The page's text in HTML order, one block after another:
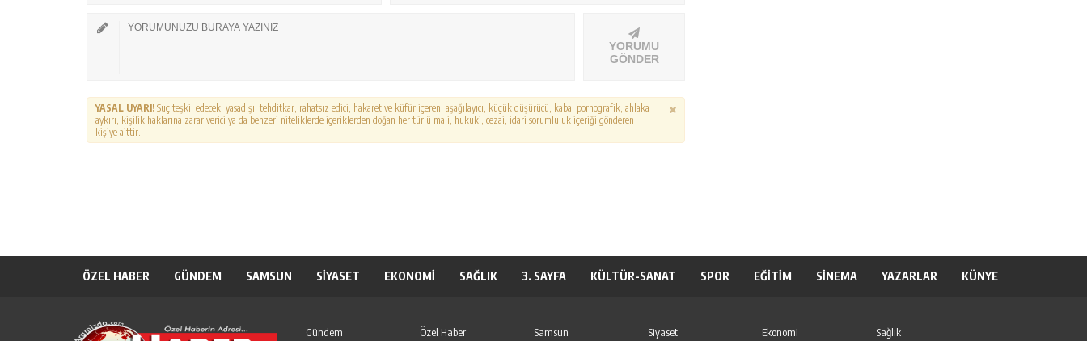
YORUMU
GÖNDER
YASAL UYARI! Suç teşkil edecek, yasadışı, tehditkar, rahatsız edici, hakaret ve küfür içeren, aşağılayıcı, küçük düşürücü, kaba, pornografik, ahlaka
aykırı, kişilik haklarına zarar verici ya da benzeri niteliklerde içeriklerden doğan her türlü mali, hukuki, cezai, idari sorumluluk içeriği gönderen
kişiye aittir.
ÖZEL HABER GÜNDEM SAMSUN SİYASET EKONOMİ SAĞLIK 3. SAYFA KÜLTÜR-SANAT SPOR EĞİTİM SİNEMA YAZARLAR KÜNYE
Gündem Özel Haber Samsun Siyaset Ekonomi
Sağlık